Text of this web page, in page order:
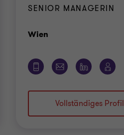
SENIOR MANAGERIN
Wien
Vollständiges Profil